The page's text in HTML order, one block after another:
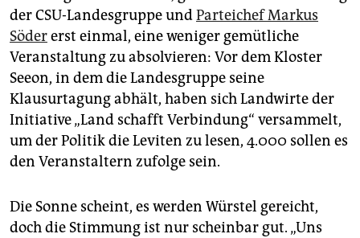
abo
genossenschaft
epaper login
der CSU-Landesgruppe undParteichef Markus
Södererst einmal, eine weniger gemütliche
Veranstaltung zu absolvieren: Vor dem Kloster
Seeon, in dem die Landesgruppe seine
Klausurtagung abhält, haben sich Landwirte der
Initiative „Land schafft Verbindung“ versammelt,
um der Politik die Leviten zu lesen, 4.000 sollen es
den Veranstaltern zufolge sein.
Die Sonne scheint, es werden Würstel gereicht,
doch die Stimmung ist nur scheinbar gut. „Uns